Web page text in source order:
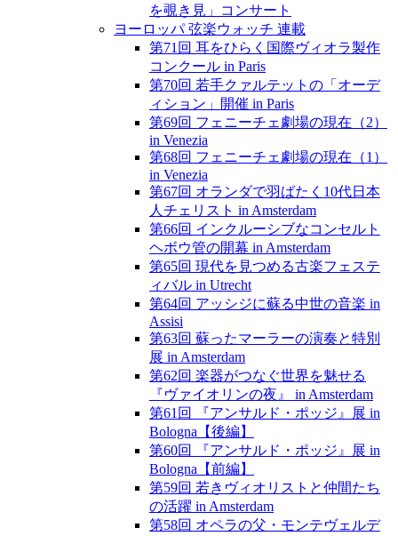
を覗き見」コンサート
ヨーロッパ 弦楽ウォッチ 連載
第71回 耳をひらく国際ヴィオラ製作
コンクール in Paris
第70回 若手クァルテットの「オーデ
ィション」開催 in Paris
第69回 フェニーチェ劇場の現在（2）
in Venezia
第68回 フェニーチェ劇場の現在（1）
in Venezia
第67回 オランダで羽ばたく10代日本
人チェリスト in Amsterdam
第66回 インクルーシブなコンセルト
ヘボウ管の開幕 in Amsterdam
第65回 現代を見つめる古楽フェステ
ィバル in Utrecht
第64回 アッシジに蘇る中世の音楽 in
Assisi
第63回 蘇ったマーラーの演奏と特別
展 in Amsterdam
第62回 楽器がつなぐ世界を魅せる
『ヴァイオリンの夜』 in Amsterdam
第61回 『アンサルド・ポッジ』展 in
Bologna【後編】
第60回 『アンサルド・ポッジ』展 in
Bologna【前編】
第59回 若きヴィオリストと仲間たち
の活躍 in Amsterdam
第58回 オペラの父・モンテヴェルデ